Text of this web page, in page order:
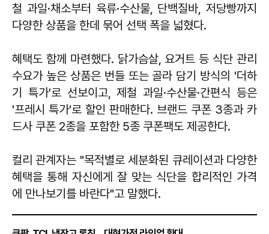
철 과일·채소부터 육류·수산물, 단백질바, 저당빵까지
다양한 상품을 한데 묶어 선택 폭을 넓혔다.
혜택도 함께 마련했다. 닭가슴살, 요거트 등 식단 관리
수요가 높은 상품은 번들 또는 골라 담기 방식의 '더하
기 특가'로 선보이고, 제철 과일·수산물·간편식 등은
'프레시 특가'로 할인 판매한다. 브랜드 쿠폰 3종과 카
드사 쿠폰 2종을 포함한 5종 쿠폰팩도 제공한다.
컬리 관계자는 "목적별로 세분화된 큐레이션과 다양한
혜택을 통해 자신에게 잘 맞는 식단을 합리적인 가격
에 만나보기를 바란다"고 말했다.